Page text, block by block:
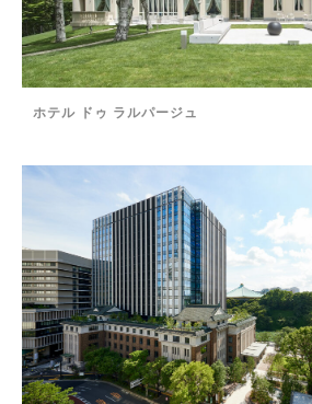
ホテル ドゥ ラルパージュ